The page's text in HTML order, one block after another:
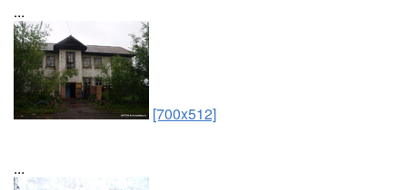
...
[700x512]
...